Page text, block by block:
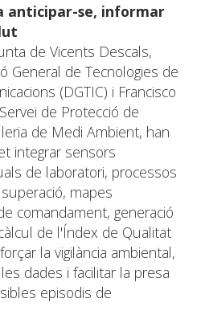
anticipar-se, informar
de Vicents Descals,
General de Tecnologies de
(DGTIC) i Francisco
de Protecció de
de Medi Ambient, han
integrar sensors
de laboratori, processos
mapes
comandament, generació
de l'Índex de Qualitat
la vigilància ambiental,
dades i facilitar la presa
episodis de